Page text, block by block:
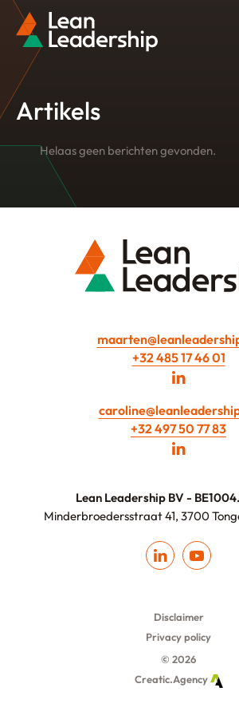
Artikels
Helaas geen berichten gevonden.
+32 485 17 46 01
+32 497 50 77 83
Lean Leadership BV -
Minderbroedersstraat 41, 3700
Disclaimer
Privacy policy
© 2026
Creatic.Agency